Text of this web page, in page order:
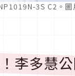
3S C2。圖
李多慧